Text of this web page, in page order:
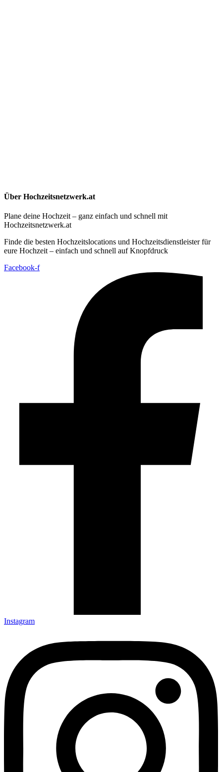
Über Hochzeitsnetzwerk.at
Plane deine Hochzeit – ganz einfach und schnell mit
Hochzeitsnetzwerk.at
Finde die besten Hochzeitslocations und Hochzeitsdienstleister für
eure Hochzeit – einfach und schnell auf Knopfdruck
Facebook-f
Instagram